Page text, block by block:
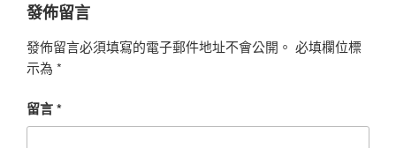
發佈留言
發佈留言必須填寫的電子郵件地址不會公開。 必填欄位標
示為 *
留言*